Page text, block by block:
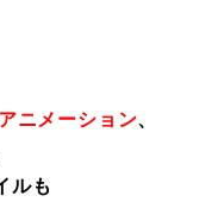
ニメーション、
ルも